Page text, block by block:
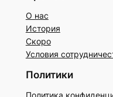
О нас
История
Скоро
Условия
Политики
Политика